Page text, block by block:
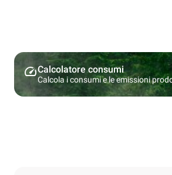
Calcolatore consumi
Calcola i consumi e le emissioni